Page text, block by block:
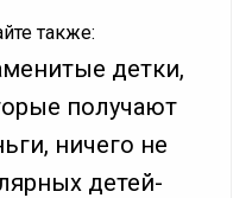
также:
детки,
получают
ничего не
детей-